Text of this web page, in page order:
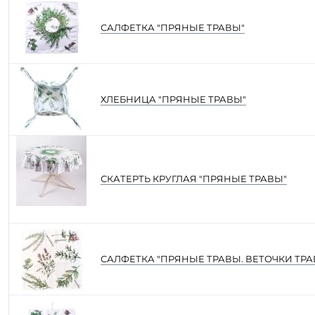
САЛФЕТКА "ПРЯНЫЕ ТРАВЫ"
ХЛЕБНИЦА "ПРЯНЫЕ ТРАВЫ"
СКАТЕРТЬ КРУГЛАЯ "ПРЯНЫЕ ТРАВЫ"
САЛФЕТКА "ПРЯНЫЕ ТРАВЫ. ВЕТОЧКИ